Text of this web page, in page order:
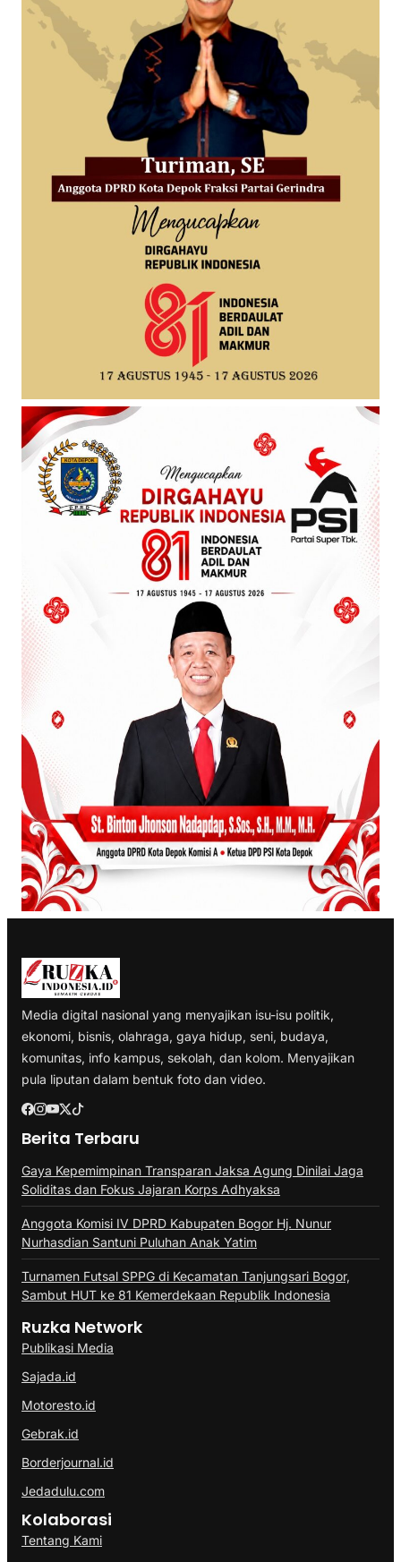
Media digital nasional yang menyajikan isu-isu politik,
ekonomi, bisnis, olahraga, gaya hidup, seni, budaya,
komunitas, info kampus, sekolah, dan kolom. Menyajikan
pula liputan dalam bentuk foto dan video.
Berita Terbaru
Gaya Kepemimpinan Transparan Jaksa Agung Dinilai Jaga
Soliditas dan Fokus Jajaran Korps Adhyaksa
Anggota Komisi IV DPRD Kabupaten Bogor Hj. Nunur
Nurhasdian Santuni Puluhan Anak Yatim
Turnamen Futsal SPPG di Kecamatan Tanjungsari Bogor,
Sambut HUT ke 81 Kemerdekaan Republik Indonesia
Ruzka Network
Publikasi Media
Sajada.id
Motoresto.id
Gebrak.id
Borderjournal.id
Jedadulu.com
Kolaborasi
Tentang Kami